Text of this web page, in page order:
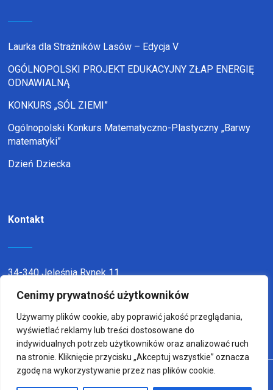
Cenimy prywatność użytkowników
Używamy plików cookie, aby poprawić jakość przeglądania,
wyświetlać reklamy lub treści dostosowane do
indywidualnych potrzeb użytkowników oraz analizować ruch
na stronie. Kliknięcie przycisku „Akceptuj wszystkie” oznacza
zgodę na wykorzystywanie przez nas plików cookie.
Laurka dla Strażników Lasów – Edycja V
OGÓLNOPOLSKI PROJEKT EDUKACYJNY ZŁAP ENERGIĘ
ODNAWIALNĄ
KONKURS „SÓL ZIEMI”
Ogólnopolski Konkurs Matematyczno-Plastyczny „Barwy
matematyki”
Dzień Dziecka
Kontakt
34-340 Jeleśnia Rynek 11
telefon:338636116
email:sp1jel@op.pl